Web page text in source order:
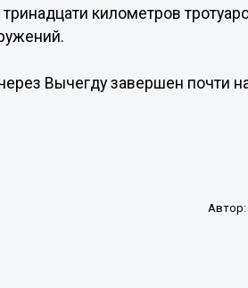
километров
Вычегду завершен почти
Автор: